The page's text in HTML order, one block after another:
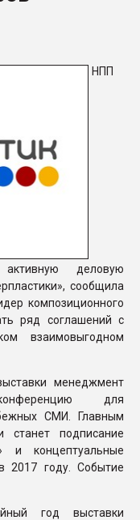
ПЕРЕЙТИ НА
НПП
деловую
сообщила
композиционного
ряд соглашений с
взаимовыгодном
менеджмент
для
СМИ. Главным
станет подписание
и концептуальные
2017 году. Событие
год выставки